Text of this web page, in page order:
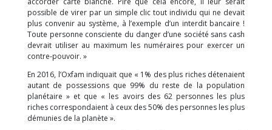
possible de virer par un simple clic tout individu qui ne devait
plus convenir au système, à l’exemple d’un interdit bancaire !
Toute personne consciente du danger d’une société sans cash
devrait utiliser au maximum les numéraires pour exercer un
contre-pouvoir. »
En 2016, l’Oxfam indiquait que « 1% des plus riches détenaient
autant de possessions que 99% du reste de la population
planétaire » et que « les avoirs des 62 personnes les plus
riches correspondaient à ceux des 50% des personnes les plus
démunies de la planète ».